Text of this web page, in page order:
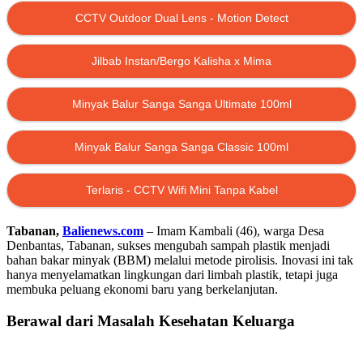
CCTV Outdoor Dual Lens - Motion Detect
Jilbab Instan/Bergo Kalisha x Mima
Minyak Balur Sanga Sanga Ultimate 100ml
Minyak Balur Sanga Sanga Classic 100ml
Terlaris - CCTV Wifi Mini Tanpa Kabel
Tabanan, Balienews.com – Imam Kambali (46), warga Desa
Denbantas, Tabanan, sukses mengubah sampah plastik menjadi
bahan bakar minyak (BBM) melalui metode pirolisis. Inovasi ini tak
hanya menyelamatkan lingkungan dari limbah plastik, tetapi juga
membuka peluang ekonomi baru yang berkelanjutan.
Berawal dari Masalah Kesehatan Keluarga